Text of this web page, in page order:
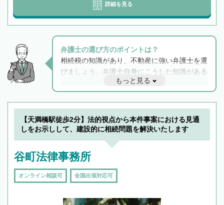
詳細を見る
弁護士の選び方のポイントは？
相続税の知識があり、不動産に強い弁護士を選
びましょう。弁護士自身にこうした知識がある
と他士業との連携もスムーズに進み、トラブル
解決のみならず相続をトータルで任せることが
できます。また、相続は感情がからむ分野なの
でフィーリングも重要です。実際に電話や面談
で複数の弁護士と会話をしてウマが合う方に依
もっと見る
【天満橋駅徒歩2分】法的視点から本件事案における見通
しをお示しして、建設的に相続問題を解決いたします
谷町法律事務所
オンライン相談可 全国出張対応可